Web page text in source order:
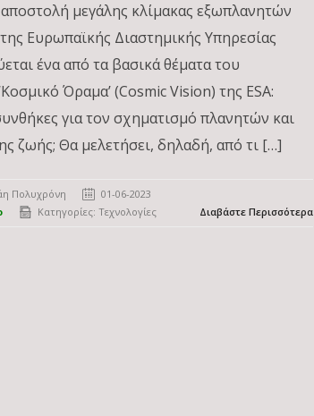
μεγάλης κλίμακας εξωπλανητών
Ευρωπαϊκής Διαστημικής Υπηρεσίας
ένα από τα βασικά θέματα του
Όραμα’ (Cosmic Vision) της ESΑ:
για τον σχηματισμό πλανητών και
ζωής; Θα μελετήσει, δηλαδή, από τι […]
Πολυχρόνη
01-06-2023
Κατηγορίες:Τεχνολογίες Διαβάστε Περισσότερα